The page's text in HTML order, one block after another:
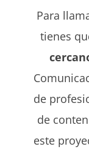
Para
tienes
de
de
este